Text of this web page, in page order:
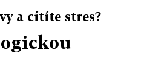
a cítíte stres?